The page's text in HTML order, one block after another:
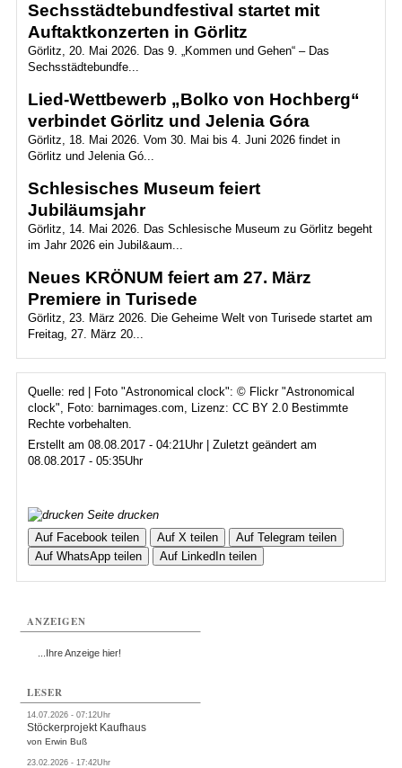
Sechsstädtebundfestival startet mit
Auftaktkonzerten in Görlitz
Görlitz, 20. Mai 2026. Das 9. „Kommen und Gehen“ – Das
Sechsstädtebundfe...
Lied-Wettbewerb „Bolko von Hochberg“
verbindet Görlitz und Jelenia Góra
Görlitz, 18. Mai 2026. Vom 30. Mai bis 4. Juni 2026 findet in
Görlitz und Jelenia Gó...
Schlesisches Museum feiert
Jubiläumsjahr
Görlitz, 14. Mai 2026. Das Schlesische Museum zu Görlitz begeht
im Jahr 2026 ein Jubil&aum...
Neues KRÖNUM feiert am 27. März
Premiere in Turisede
Görlitz, 23. März 2026. Die Geheime Welt von Turisede startet am
Freitag, 27. März 20...
Quelle: red | Foto "Astronomical clock": © Flickr "Astronomical
clock", Foto: barnimages.com, Lizenz: CC BY 2.0 Bestimmte
Rechte vorbehalten.
Erstellt am 08.08.2017 - 04:21Uhr | Zuletzt geändert am
08.08.2017 - 05:35Uhr
Seite drucken
Auf Facebook teilen
Auf X teilen
Auf Telegram teilen
Auf WhatsApp teilen
Auf LinkedIn teilen
ANZEIGEN
...Ihre Anzeige hier!
LESER
14.07.2026 - 07:12Uhr
Stöckerprojekt Kaufhaus
von Erwin Buß
23.02.2026 - 17:42Uhr